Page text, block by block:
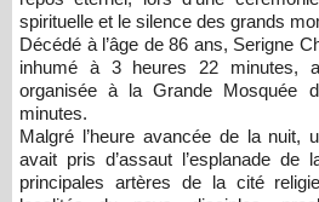
spirituelle et le silence des grands
Décédé à l’âge de 86 ans, Serigne
inhumé à 3 heures 22 minutes,
organisée à la Grande Mosquée
minutes.
Malgré l’heure avancée de la nuit,
avait pris d’assaut l’esplanade de
principales artères de la cité